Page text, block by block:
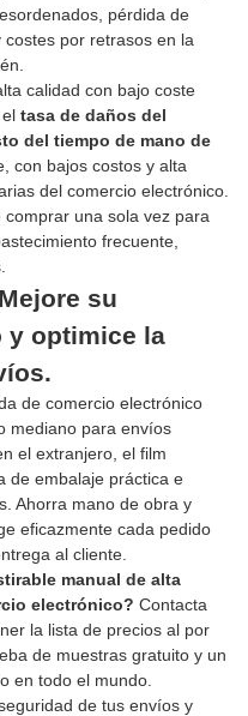
pérdida de
por retrasos en la
calidad con bajo coste
eltasa de daños del
del tiempo de mano de
con bajos costos y alta
del comercio electrónico.
una sola vez para
frecuente,
su
y optimice la
de comercio electrónico
mediano para envíos
el extranjero, el film
de embalaje práctica e
Ahorra mano de obra y
eficazmente cada pedido
al cliente.
manual de alta
electrónico? Contacta
la lista de precios al por
de muestras gratuito y un
en todo el mundo.
de tus envíos y